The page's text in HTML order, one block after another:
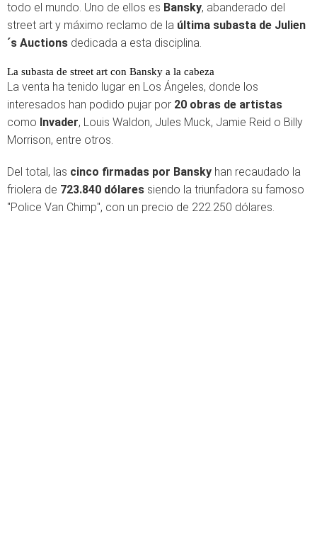
todo el mundo. Uno de ellos es Bansky, abanderado del
street art y máximo reclamo de la última subasta de Julien
´s Auctions dedicada a esta disciplina.
La subasta de street art con Bansky a la cabeza
La venta ha tenido lugar en Los Ángeles, donde los
interesados han podido pujar por 20 obras de artistas
como Invader, Louis Waldon, Jules Muck, Jamie Reid o Billy
Morrison, entre otros.
Del total, las cinco firmadas por Bansky han recaudado la
friolera de 723.840 dólares siendo la triunfadora su famoso
"Police Van Chimp", con un precio de 222.250 dólares.